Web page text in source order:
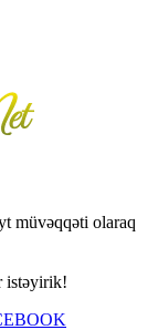
müvəqqəti olaraq
istəyirik!